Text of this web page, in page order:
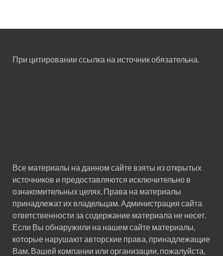
При цитировании ссылка на источник обязательна.
Все материалы на данном сайте взяты из открытых
источников и предоставляются исключительно в
ознакомительных целях. Права на материалы
принадлежат их владельцам. Администрация сайта
ответственности за содержание материала не несет.
Если Вы обнаружили на нашем сайте материалы,
которые нарушают авторские права, принадлежащие
Вам, Вашей компании или организации, пожалуйста,